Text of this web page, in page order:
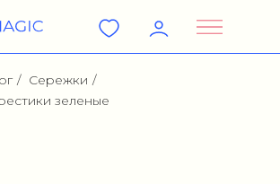
/ Сережки /
зеленые